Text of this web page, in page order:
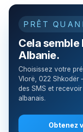
PRÊT
Cela
Albanie.
Choisissez votre
Vlorë, 022 Shkodër
des SMS et
albanais.
Obtenez